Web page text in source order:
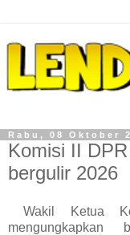
Rabu, 08 Oktober
Komisi II
bergulir 2026
Wakil Ketua